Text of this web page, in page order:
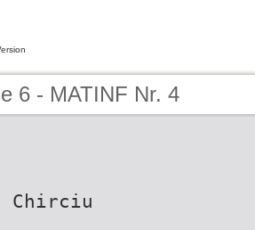
6 - MATINF Nr. 4
Chirciu